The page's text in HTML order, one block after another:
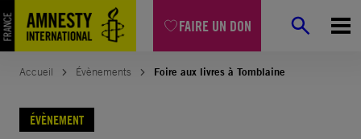
FAIRE UN DON
Accueil Évènements Foire aux livres à Tomblaine
ÉVÈNEMENT